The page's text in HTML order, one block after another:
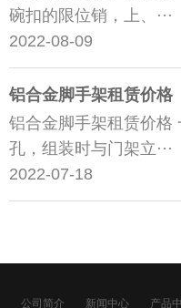
碗扣的限位销，上、···
2022-08-09
铝合金脚手架租赁价格
铝合金脚手架租赁价格
孔，组装时与门架立···
2022-07-18
公司简介 新闻中心 产品